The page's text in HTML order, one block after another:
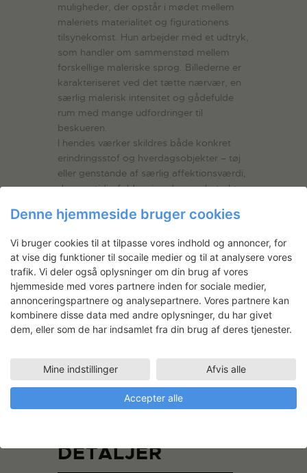
muligheder, der opstår i mødet mellem
maleriets materialitet og figurationens
tilsynekomst. Hun arbejder med et udtryk,
som handler om sammenstød mellem
forskellige maleriske sprog. Billederne er
karakteriseret ved det tætte nærvær, en
særlig malerisk intensitet og gådefulde
rum med mange udfordringer til
beskueren.
I hendes værker skildres både konkret
erindringsstof og hverdagsobjekter – tøj
eller genstande af særlig affektionsværdi,
der samtidig folder sig ud som abstrakte
udføres ofte i store formater, hvor
fysisk objekt, der forholder sig til krop og
rum. Martha har udstillings- og
undervisningserfaring fra flere forskellige
sammenhænge.
> Martha Kramærs hjemmeside
TILFØJ TIL KALENDER
DETALJER
Denne hjemmeside bruger cookies
Vi bruger cookies til at tilpasse vores indhold og annoncer, for
at vise dig funktioner til socaile medier og til at analysere vores
trafik. Vi deler også oplysninger om din brug af vores
hjemmeside med vores partnere inden for sociale medier,
annonceringspartnere og analysepartnere. Vores partnere kan
kombinere disse data med andre oplysninger, du har givet
dem, eller som de har indsamlet fra din brug af deres tjenester.
Mine indstillinger Afvis alle
Accepter alle